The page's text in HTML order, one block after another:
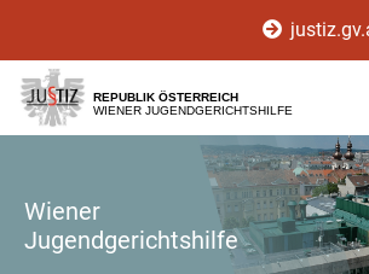
[1]
[2]
[3]
REPUBLIK ÖSTERREICH
WIENER JUGENDGERICHTSHILFE
Wiener
Jugendgerichtshilfe